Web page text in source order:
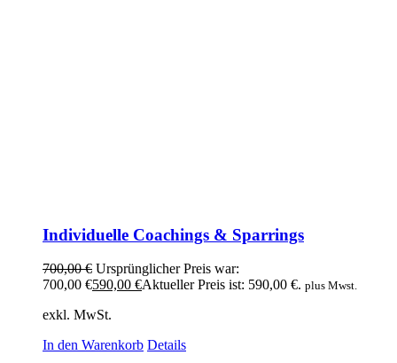
Individuelle Coachings & Sparrings
700,00€ Ursprünglicher Preis war:
700,00 €590,00 €Aktueller Preis ist: 590,00 €. plus Mwst.
exkl. MwSt.
In den Warenkorb Details